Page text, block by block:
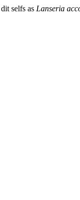
selfs as Lanseria